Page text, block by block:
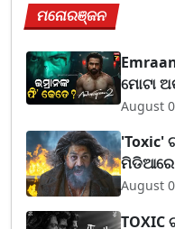
ମନୋରଞ୍ଜନ
ମୋଟା
August
'Toxic'
ମିଡିଆରେ
August